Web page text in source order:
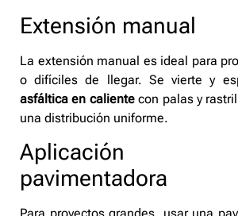
Extensión manual
La extensión manual es ideal para
o difíciles de llegar. Se vierte y
asfáltica en calientecon palas y
una distribución uniforme.
Aplicación
pavimentadora